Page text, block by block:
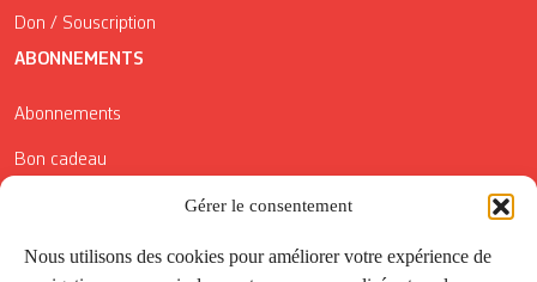
Gérer le consentement
Nous utilisons des cookies pour améliorer votre expérience de
Don / Souscription
ABONNEMENTS
Abonnements
Bon cadeau
Conditions générales de vente
Réductions de la Carte Côté Courrier